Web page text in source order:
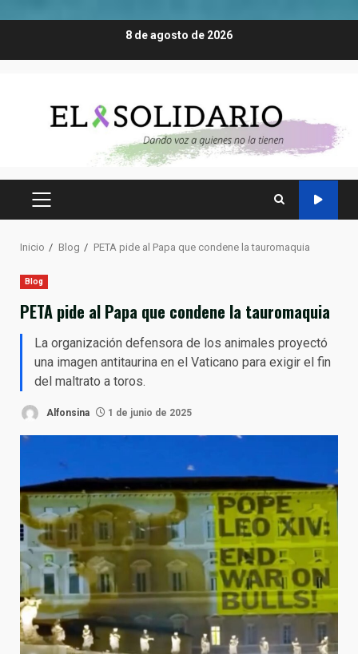
8 de agosto de 2026
MENÚ
Inicio Blog PETA pide al Papa que condene la tauromaquia
Blog
PETA pide al Papa que condene la tauromaquia
La organización defensora de los animales proyectó
una imagen antitaurina en el Vaticano para exigir el fin
del maltrato a toros.
Alfonsina 1 de junio de 2025